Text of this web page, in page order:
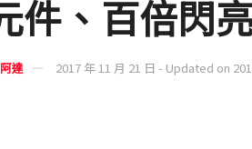
件、百倍閃
達 2017 年 11 月 21 日 - Updated on